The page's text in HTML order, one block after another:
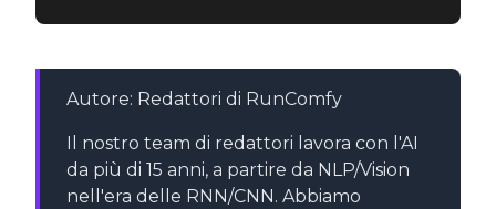
Autore: Redattori di RunComfy
Il nostro team di redattori lavora con l'AI
da più di 15 anni, a partire da NLP/Vision
nell'era delle RNN/CNN. Abbiamo